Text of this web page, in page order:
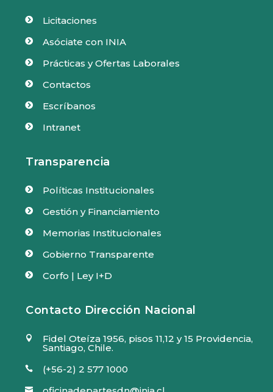
 Licitaciones
 Asóciate con INIA
 Prácticas y Ofertas Laborales
 Contactos
 Escríbanos
 Intranet
Transparencia
 Políticas Institucionales
 Gestión y Financiamiento
 Memorias Institucionales
 Gobierno Transparente
 Corfo | Ley I+D
Contacto Dirección Nacional
 Fidel Oteíza 1956, pisos 11,12 y 15 Providencia,
Santiago, Chile.
 (+56-2) 2 577 1000
